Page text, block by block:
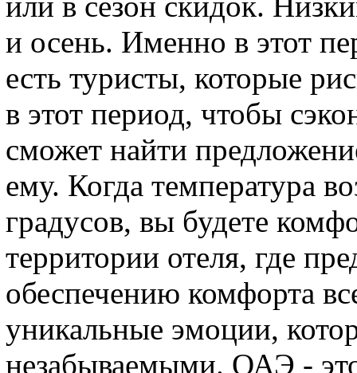
и осень. Именно в этот
есть туристы, которые
в этот период, чтобы
сможет найти
ему. Когда температура
градусов, вы будете
территории отеля, где
обеспечению комфорта
уникальные эмоции,
незабываемыми. ОАЭ -